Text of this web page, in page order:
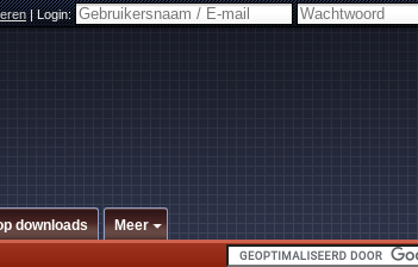
|Login:
downloads Meer